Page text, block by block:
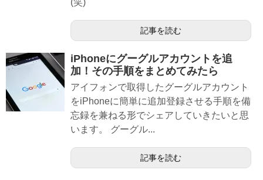
(笑)
記事を読む
iPhoneにグーグルアカウントを追
加！その手順をまとめてみたら
アイフォンで取得したグーグルアカウント
をiPhoneに簡単に追加登録させる手順を備
忘録を兼ねる形でシェアしていきたいと思
います。 グーグル...
記事を読む